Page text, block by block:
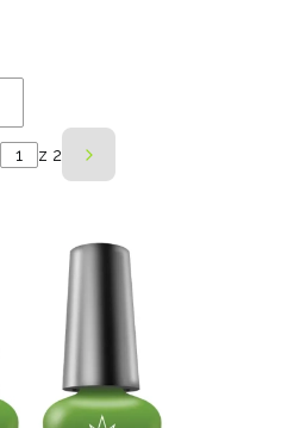
z 2 Następne produkty